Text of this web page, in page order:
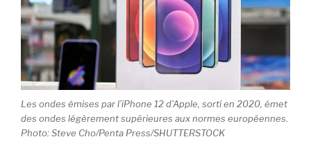
Les ondes émises par l’iPhone 12 d’Apple, sorti en 2020, émet
des ondes légèrement supérieures aux normes européennes.
Photo: Steve Cho/Penta Press/SHUTTERSTOCK